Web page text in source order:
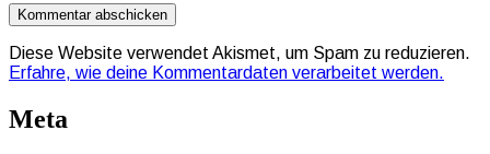
Diese Website verwendet Akismet, um Spam zu reduzieren.
Erfahre, wie deine Kommentardaten verarbeitet werden.
Meta